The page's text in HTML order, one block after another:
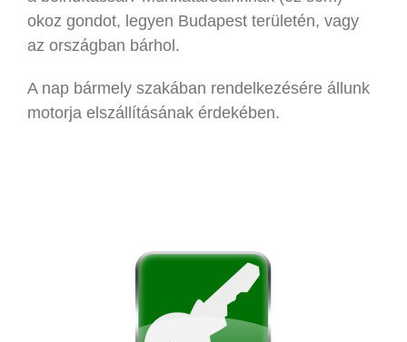
okoz gondot, legyen Budapest területén, vagy
az országban bárhol.
A nap bármely szakában rendelkezésére állunk
motorja elszállításának érdekében.